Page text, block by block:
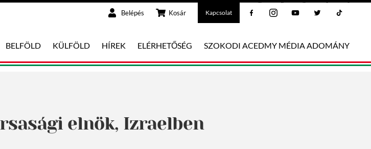
Belépés Kosár Kapcsolat
BELFÖLD KÜLFÖLD HÍREK ELÉRHETŐSÉG SZOKODI ACEDMY MÉDIA ADOMÁNY
elnök, Izraelben